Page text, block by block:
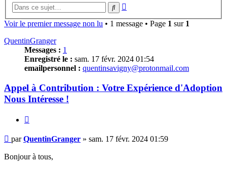
Rechercher
Voir le premier message non lu • 1 message • Page 1 sur 1
QuentinGranger
Messages : 1
Enregistré le : sam. 17 févr. 2024 01:54
emailpersonnel : quentinsavigny@protonmail.com
Appel à Contribution : Votre Expérience d'Adoption
Nous Intéresse !
Message
non
lu
parQuentinGranger » sam. 17 févr. 2024 01:59
Bonjour à tous,